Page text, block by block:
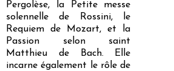
Pergolèse, la Petite messe
solennelle de Rossini, le
Requiem de Mozart, et
la
Passion selon saint
Matthieu de Bach. Elle
incarne également le rôle de